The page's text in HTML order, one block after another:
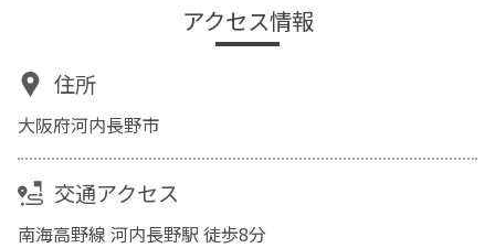
アクセス情報
住所
大阪府河内長野市
交通アクセス
南海高野線 河内長野駅 徒歩8分